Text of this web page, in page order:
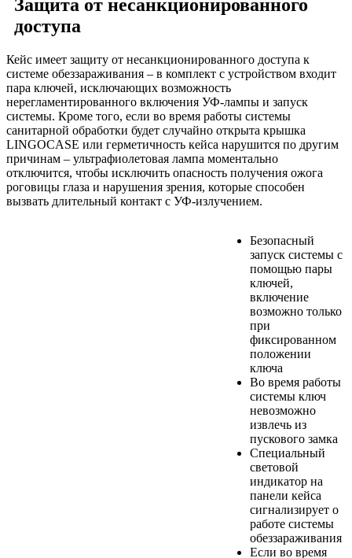
Защита от несанкционированного
доступа
Кейс имеет защиту от несанкционированного доступа к
системе обеззараживания – в комплект с устройством входит
пара ключей, исключающих возможность
нерегламентированного включения УФ-лампы и запуск
системы. Кроме того, если во время работы системы
санитарной обработки будет случайно открыта крышка
LINGOCASE или герметичность кейса нарушится по другим
причинам – ультрафиолетовая лампа моментально
отключится, чтобы исключить опасность получения ожога
роговицы глаза и нарушения зрения, которые способен
вызвать длительный контакт с УФ-излучением.
Безопасный
запуск системы с
помощью пары
ключей,
включение
возможно только
при
фиксированном
положении
ключа
Во время работы
системы ключ
невозможно
извлечь из
пускового замка
Специальный
световой
индикатор на
панели кейса
сигнализирует о
работе системы
обеззараживания
Если во время